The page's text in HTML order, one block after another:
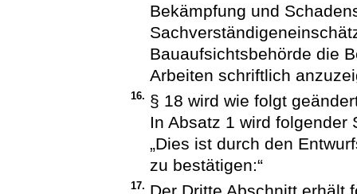
Bekämpfung und
Bauaufsichtsbehörde die
Arbeiten schriftlich
16. § 18 wird wie folgt
In Absatz 1 wird folgender
„Dies ist durch den
zu bestätigen:“
17. Der Dritte Abschnitt erhält